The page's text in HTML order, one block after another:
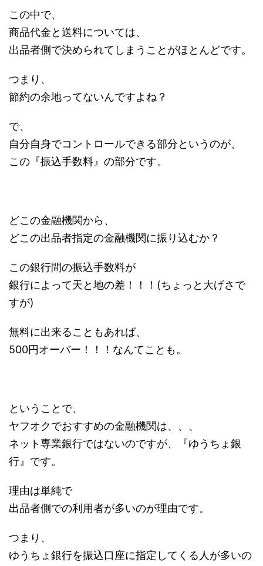
この中で、
商品代金と送料については、
出品者側で決められてしまうことがほとんどです。
つまり、
節約の余地ってないんですよね？
で、
自分自身でコントロールできる部分というのが、
この『振込手数料』の部分です。
どこの金融機関から、
どこの出品者指定の金融機関に振り込むか？
この銀行間の振込手数料が
銀行によって天と地の差！！！(ちょっと大げさで
すが)
無料に出来ることもあれば、
500円オーバー！！！なんてことも。
ということで、
ヤフオクでおすすめの金融機関は、、、
ネット専業銀行ではないのですが、『ゆうちょ銀
行』です。
理由は単純で
出品者側での利用者が多いのが理由です。
つまり、
ゆうちょ銀行を振込口座に指定してくる人が多いの